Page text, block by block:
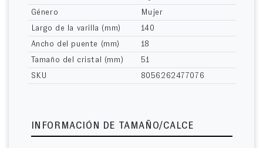
Género
Mujer
Largo de la varilla (mm)
140
Ancho del puente (mm)
18
Tamaño del cristal (mm)
51
SKU
8056262477076
INFORMACIÓN DE TAMAÑO/CALCE